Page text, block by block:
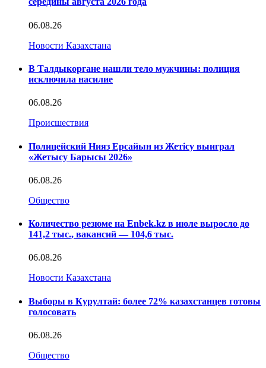
06.08.26
Новости Казахстана
В Талдыкоргане нашли тело мужчины: полиция
исключила насилие
06.08.26
Происшествия
Полицейский Нияз Ерсайын из Жетісу выиграл
«Жетысу Барысы 2026»
06.08.26
Общество
Количество резюме на Enbek.kz в июле выросло до
141,2 тыс., вакансий — 104,6 тыс.
06.08.26
Новости Казахстана
Выборы в Курултай: более 72% казахстанцев готовы
голосовать
06.08.26
Общество